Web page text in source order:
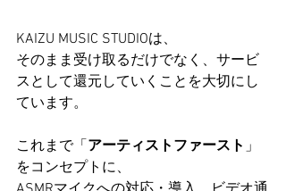
KAIZU MUSIC STUDIOは、
そのまま受け取るだけでなく、サービ
スとして還元していくことを大切にし
ています。
これまで「 アーティストファースト 」
をコンセプトに、